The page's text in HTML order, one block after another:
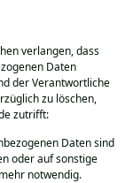
verlangen, dass
Daten
der Verantwortliche
zu löschen,
zutrifft:
Daten sind
oder auf sonstige
notwendig.